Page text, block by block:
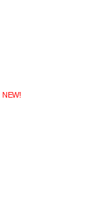
NEW!